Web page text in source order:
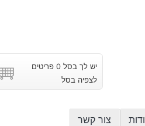
יש לך בסל 0 פריטים
לצפיה בסל
צור קשר